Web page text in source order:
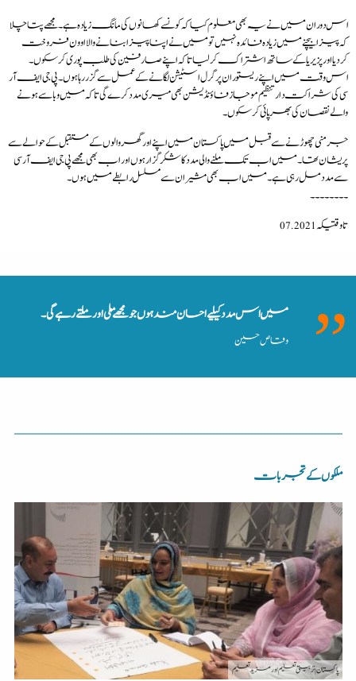
اس دوران میں نے یہ بھی معلوم کیا کہ کونسے کھانوں کی مانگ زیادہ ہے۔ مجھے پتا چلا
کہ پیزا بیچنے میں زیادہ فائدہ نہیں تومیں نے اپنا پیزا بنانے والا اوون فروخت
کردیا اور پزیریا کے ساتھ اشتراک کرلیا تاکہ اپنے صارفین کی طلب پوری کرسکوں۔
اس وقت میں اپنے ریستوران پر گرل اسٹیشن لگانے کے عمل سے گزر رہا ہوں۔ پی جی ایف آر
سی کی شراکت دار تنظیم موجاز فاؤنڈیشن بھی میری مدد کرے گی تاکہ میں وبا سے ہونے
والے نقصان کی بھرپائی کرسکوں۔
جرمنی چھوڑنے سے قبل میں پاکستان میں اپنے اور گھر والوں کے مستقبل کے حوالے سے
پریشان تھا۔ میں اب تک ملنے والی مدد کا شکرگزار ہوں اور اب بھی مجھے پی جی ایف آر سی
سے مدد مل رہی ہے۔ میں اب بھی مشیران سے مسلسل رابطے میں ہوں۔
۔۔۔۔۔۔۔۔
تاوقتیکہ 07.2021
میں اس مدد کیلیے احسان مند ہوں جو مجھے ملی اور ملتے رہے گی۔
وقاص حسین
ملکوں کے تجربات
پاکستان| تربیتی تعلیم اور مزید تعلیم